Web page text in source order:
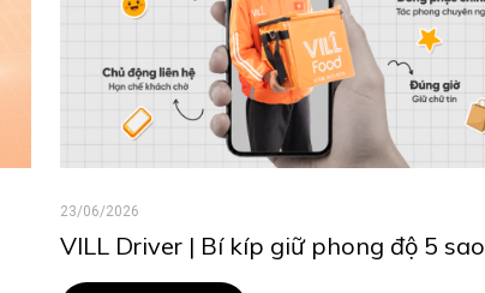
23/06/2026
VILL Driver | Bí kíp giữ phong độ 5 sao